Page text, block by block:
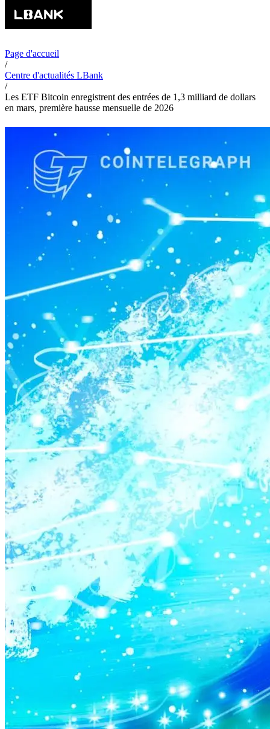
Page d'accueil
/
Centre d'actualités LBank
/
Les ETF Bitcoin enregistrent des entrées de 1,3 milliard de dollars
en mars, première hausse mensuelle de 2026